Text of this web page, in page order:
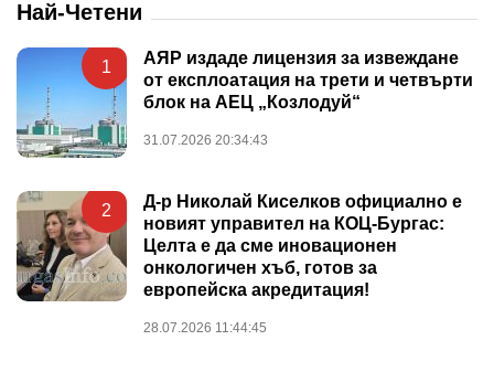
Най-Четени
1
АЯР издаде лицензия за извеждане
от експлоатация на трети и четвърти
блок на АЕЦ „Козлодуй“
31.07.2026 20:34:43
2
Д-р Николай Киселков официално е
новият управител на КОЦ-Бургас:
Целта е да сме иновационен
онкологичен хъб, готов за
европейска акредитация!
28.07.2026 11:44:45